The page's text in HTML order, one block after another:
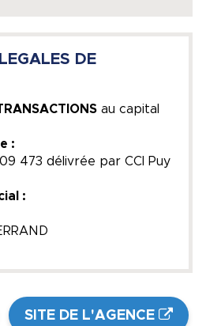
DE
au capital
:
473 délivrée par CCI Puy
:
SITE DE L'AGENCE